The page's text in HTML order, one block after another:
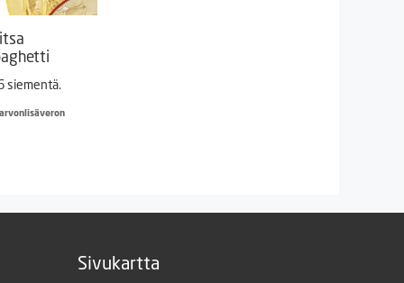
siementä.
Sivukartta